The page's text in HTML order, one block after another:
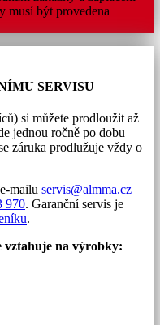
musí být provedena
SERVISU
si můžete prodloužit až
jednou ročně po dobu
záruka prodlužuje vždy o
mailu servis@almma.cz
970. Garanční servis je
.
vztahuje na výrobky: